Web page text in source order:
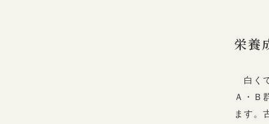
栄養
白く
Ａ・Ｂ
ます。